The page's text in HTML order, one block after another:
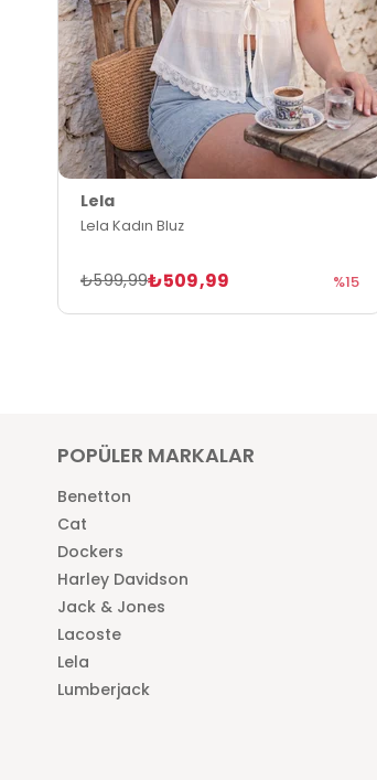
Lela
Lela Kadın Bluz
₺509,99
₺599,99 %15
POPÜLER MARKALAR
Benetton
Cat
Dockers
Harley Davidson
Jack & Jones
Lacoste
Lela
Lumberjack